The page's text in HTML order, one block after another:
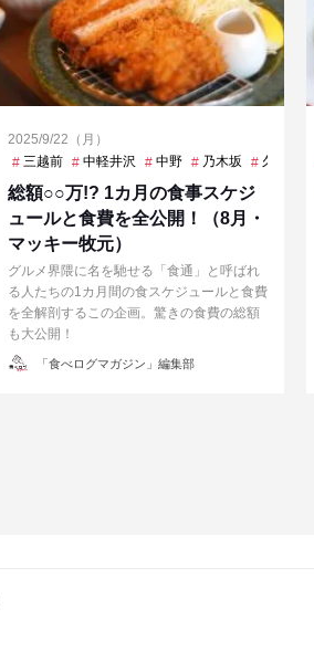
代々木公園 六本木 六本木一丁目 内幸町
2025/9/22（月）
三越前
中軽井沢 中野 乃木坂 久屋大通
総額○○万!? 1カ月の食事スケジ
ュールと食費を全公開！（8月・
マッキー牧元）
グルメ界隈に名を馳せる「食通」と呼ばれ
る人たちの1カ月間の食スケジュールと食費
を全解剖するこの企画。驚きの食費の総額
も大公開！
投「食べログマガジン」編集部